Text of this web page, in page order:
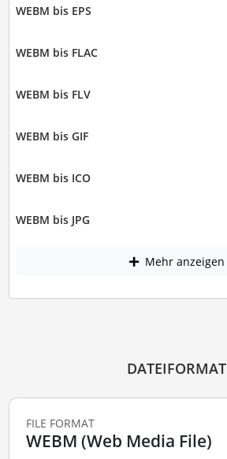
WEBM bis EPS
WEBM bis FLAC
WEBM bis FLV
WEBM bis GIF
WEBM bis ICO
WEBM bis JPG
Mehr anzeigen
DATEIFORMAT
FILE FORMAT
WEBM (Web Media File)